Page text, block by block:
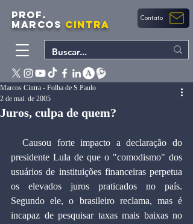
PROF.
MARCOS CINTRA Contato
Juros, culpa de quem?
Marcos Cintra - Folha de S.Paulo
2 de mai. de 2005
  Causou forte impacto a declaração do
presidente Lula de que o "comodismo" dos
usuários de instituições financeiras perpetua
os elevados juros praticados no país.
Segundo ele, o brasileiro reclama, mas é
incapaz de pesquisar taxas mais baixas no